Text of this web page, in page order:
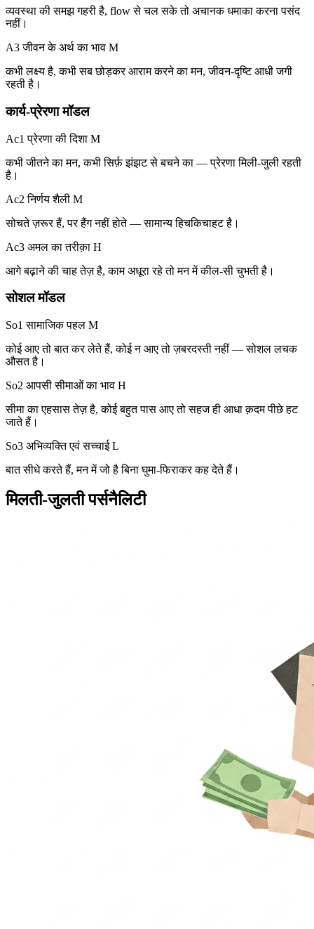
व्यवस्था की समझ गहरी है, flow से चल सके तो अचानक धमाका करना पसंद
नहीं।
A3 जीवन के अर्थ का भाव M
कभी लक्ष्य है, कभी सब छोड़कर आराम करने का मन, जीवन-दृष्टि आधी जगी
रहती है।
कार्य-प्रेरणा मॉडल
Ac1 प्रेरणा की दिशा M
कभी जीतने का मन, कभी सिर्फ़ झंझट से बचने का — प्रेरणा मिली-जुली रहती
है।
Ac2 निर्णय शैली M
सोचते ज़रूर हैं, पर हैंग नहीं होते — सामान्य हिचकिचाहट है।
Ac3 अमल का तरीक़ा H
आगे बढ़ाने की चाह तेज़ है, काम अधूरा रहे तो मन में कील-सी चुभती है।
सोशल मॉडल
So1 सामाजिक पहल M
कोई आए तो बात कर लेते हैं, कोई न आए तो ज़बरदस्ती नहीं — सोशल लचक
औसत है।
So2 आपसी सीमाओं का भाव H
सीमा का एहसास तेज़ है, कोई बहुत पास आए तो सहज ही आधा क़दम पीछे हट
जाते हैं।
So3 अभिव्यक्ति एवं सच्चाई L
बात सीधे करते हैं, मन में जो है बिना घुमा-फिराकर कह देते हैं।
मिलती-जुलती पर्सनैलिटी